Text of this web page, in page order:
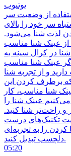
یوتیوب
از وضعیت سر
سر خود را بالای
لذت شنا می‌شود.
از عینک شنا مناسب
در کرال سینه به
عینک شنا مناسب
و از تجربه شنا
که برطرف کردن این
عینک شنا مناسب، کار
عینک شنا را
و راحت‌تر شنا کنید.
تکنیک‌های درست
کردن را به تجربه‌ای
دلچسب تبدیل کنید.
05:20